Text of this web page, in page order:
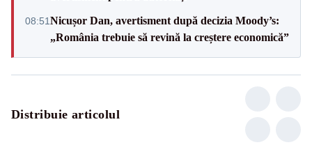
08:51Nicușor Dan, avertisment după decizia Moody’s:
„România trebuie să revină la creștere economică”
Distribuie articolul